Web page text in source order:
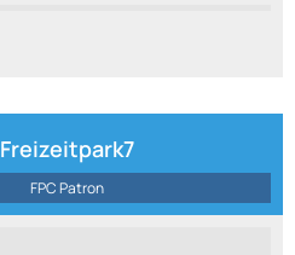
Freizeitpark7
FPC Patron